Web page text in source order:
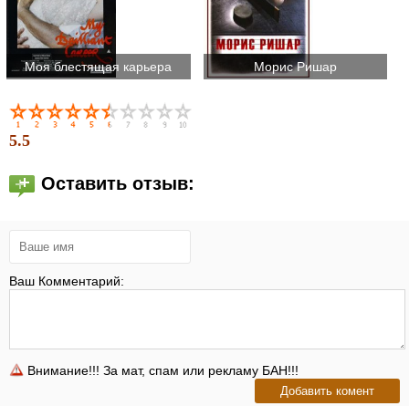
Моя блестящая карьера Морис Ришар
5.5
Оставить отзыв:
Ваш Комментарий:
Внимание!!! За мат, спам или рекламу БАН!!!